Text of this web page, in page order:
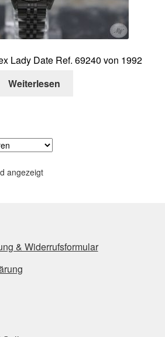
Lady Date Ref. 69240 von 1992
Weiterlesen
angezeigt
& Widerrufsformular